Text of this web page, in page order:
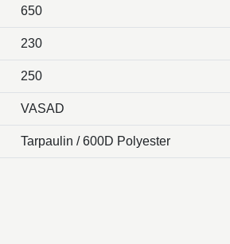
650
230
250
VASAD
Tarpaulin / 600D Polyester